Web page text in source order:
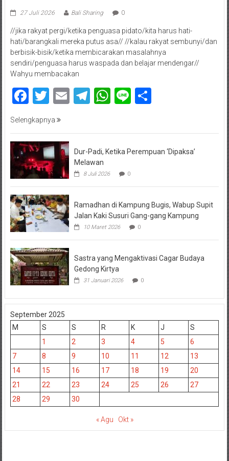
27 Juli 2026 Bali Sharing 0
//jika rakyat pergi/ketika penguasa pidato/kita harus hati-
hati/barangkali mereka putus asa// //kalau rakyat sembunyi/dan
berbisik-bisik/ketika membicarakan masalahnya
sendiri/penguasa harus waspada dan belajar mendengar//
Wahyu membacakan
Facebook
Twitter
EmailTelegram
WhatsApp
LineShare
Selengkapnya
Dur-Padi, Ketika Perempuan ‘Dipaksa’
Melawan
8 Juli 2026 0
Ramadhan di Kampung Bugis, Wabup Supit
Jalan Kaki Susuri Gang-gang Kampung
10 Maret 2026 0
Sastra yang Mengaktivasi Cagar Budaya
Gedong Kirtya
31 Januari 2026 0
September 2025
M
S S R K J
S
1
2 3 4 5
6
7
8 9 10 11 12
13
14
15 16 17 18 19
20
21
22 23 24 25 26
27
28
29 30
« Agu Okt »